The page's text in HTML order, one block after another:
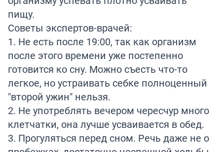
пищу.
Советы экспертов-врачей:
1. Не есть после 19:00, так как организм
после этого времени уже постепенно
готовится ко сну. Можно съесть что-то
легкое, но устраивать себке полноценный
"второй ужин" нельзя.
2. Не употреблять вечером чересчур много
клетчатки, она лучше усваивается в обед.
3. Прогуляться перед сном. Речь даже не о